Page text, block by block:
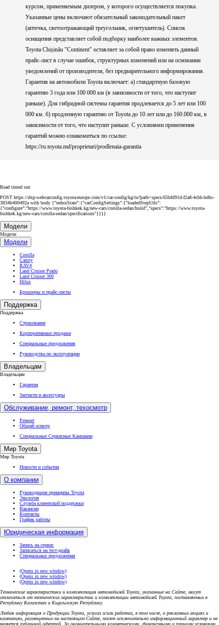
курсом, применяемым дилером, у которого осуществляется покупка.
Указанные цены включают обязательный законодательный пакет
(аптечка, светоотражающий треугольник, огнетушитель). Список
оснащения представляет собой подборку наиболее важных элементов.
Toyota Chișinău "Continent" оставляет за собой право изменять данный
прайс-лист в случае ошибок, структурных изменений или на основании
уведомлений от производителя, без предварительного информирования.
Гарантия на автомобили Toyota включает: a) стандартную базовую
гарантию 3 года или 100 000 км (в зависимости от того, что наступит
раньше). Для гибридной системы гарантия продлевается до 5 лет или 100
000 км. б) продленную гарантию от Toyota до 10 лет или до 160.000 км, в
зависимости от того, что наступит раньше. С условиями применения
гарантий можно ознакомиться по ссылке:
https://ru.toyota.md/proprietari/prodlenaia-garantia
Read timed out
POST https://dxp-webcarconfig.toyota-europe.com/v1/car-config/kg/ru?path=specs/65bfd91d-f2a8-4cbb-bdbc-
3834b400492a with body {"reduxState":{"carConfigSettings":{"loadedStepUrls":
{"configure":"https://www.toyota-bishkek.kg/new-cars/corolla-sedan/build","specs":"https://www.toyota-
bishkek.kg/new-cars/corolla-sedan/specifications"}}}}
Модели
Модели
Модели
Corolla
Camry
RAV4
Land Cruiser Prado
Land Cruiser 300
Hilux
Брошюры и прайс-листы
Поддержка
Поддержка
Страхование
Корпоративные продажи
Специальные предложения
Руководства по эксплуатации
Владельцам
Владельцам
Гарантия
Запчасти и аксессуары
Обслуживание, ремонт, техосмотр
Ремонт
Общий осмотр
Специальные Сервисные Кампании
Мир Toyota
Мир Toyota
Новости и события
О компании
Руководящие принципы Toyota
Экология
Служба клиентской поддержки
Вакансии
Контакты
График работы
Юридическая информация
Запись на сервис
Записаться на тест-драйв
Специальные предложения
(Opens in new window)
(Opens in new window)
(Opens in new window)
Технические характеристики и комплектация автомобилей Toyota, указанные на Сайте, могут
отличаться от технических характеристик и комплектации автомобилей Toyota, поставляемых в
Республику Казахстан и Кыргызскую Республику.
Любая информация о Продукции Toyota, услугах и/или работах, в том числе, о рекламных акциях и
кампаниях, размещенных на настоящем Cайте, носят исключительно информационный характер и не